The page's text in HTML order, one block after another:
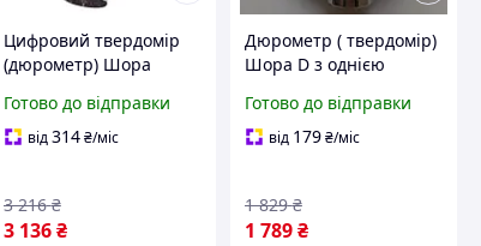
Цифровий твердомір
(дюрометр) Шора
100
Готово до відправки
від314 ₴/міс
3 136 ₴
3 216 ₴
Дюрометр ( твердомір)
Шора D з однією
шкала 0-100 НD
Готово до відправки
від 179₴/міс
1 789₴
1 829 ₴